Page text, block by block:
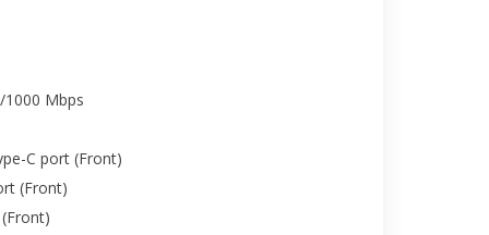
1000 Mbps
C port (Front)
(Front)